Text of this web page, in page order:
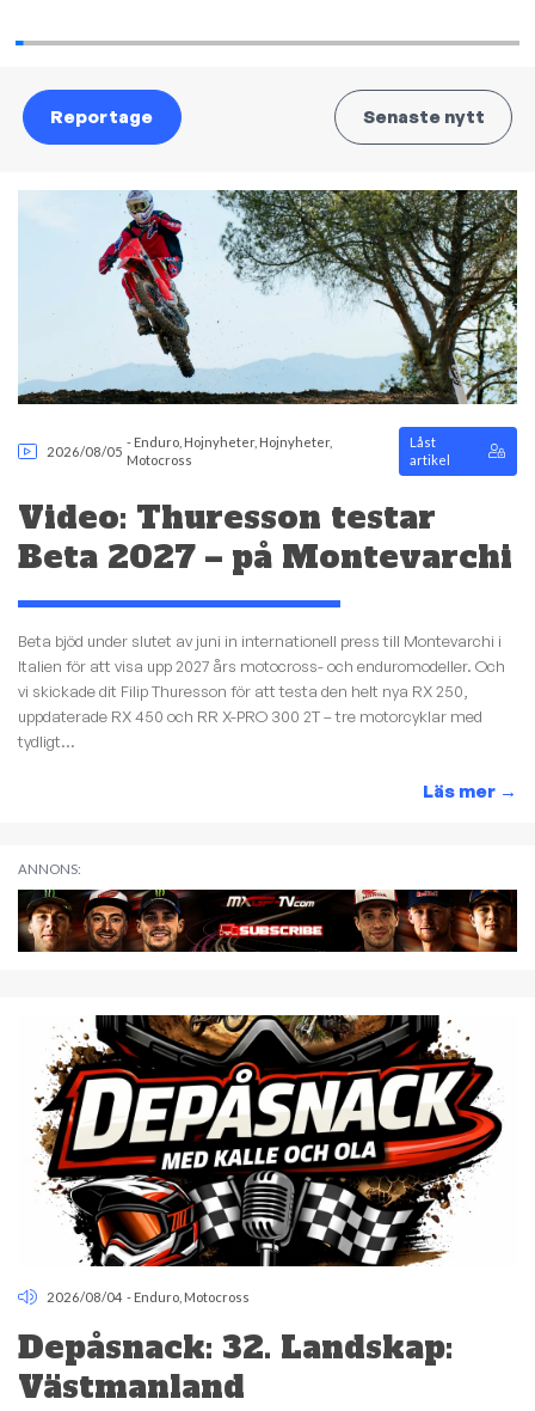
Reportage Senaste nytt
2026/08/05
- Enduro Hojnyheter, Hojnyheter,
Motocross
Låst
artikel
Video: Thuresson testar
Beta 2027 – på Montevarchi
Beta bjöd under slutet av juni in internationell press till Montevarchi i
Italien för att visa upp 2027 års motocross- och enduromodeller. Och
vi skickade dit Filip Thuresson för att testa den helt nya RX 250,
uppdaterade RX 450 och RR X-PRO 300 2T – tre motorcyklar med
tydligt...
Läs mer →
ANNONS:
2026/08/04 - Enduro Motocross
Depåsnack: 32. Landskap:
Västmanland